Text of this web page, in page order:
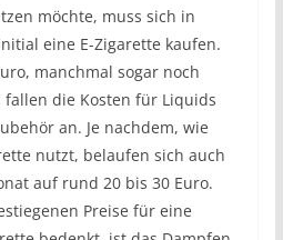
möchte, muss sich in
eine E-Zigarette kaufen.
manchmal sogar noch
fallen die Kosten für Liquids
an. Je nachdem, wie
nutzt, belaufen sich auch
auf rund 20 bis 30 Euro.
Preise für eine